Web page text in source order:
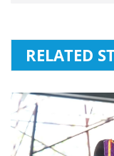
RELATED